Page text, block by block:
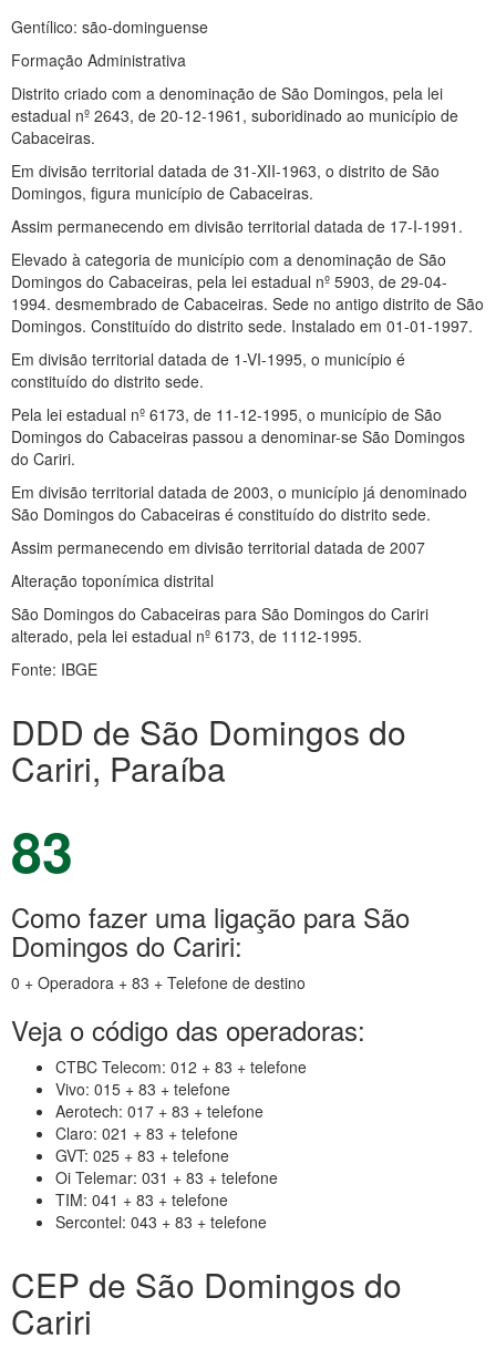
Gentílico: são-dominguense
Formação Administrativa
Distrito criado com a denominação de São Domingos, pela lei
estadual nº 2643, de 20-12-1961, suboridinado ao município de
Cabaceiras.
Em divisão territorial datada de 31-XII-1963, o distrito de São
Domingos, figura município de Cabaceiras.
Assim permanecendo em divisão territorial datada de 17-I-1991.
Elevado à categoria de município com a denominação de São
Domingos do Cabaceiras, pela lei estadual nº 5903, de 29-04-
1994. desmembrado de Cabaceiras. Sede no antigo distrito de São
Domingos. Constituído do distrito sede. Instalado em 01-01-1997.
Em divisão territorial datada de 1-VI-1995, o município é
constituído do distrito sede.
Pela lei estadual nº 6173, de 11-12-1995, o município de São
Domingos do Cabaceiras passou a denominar-se São Domingos
do Cariri.
Em divisão territorial datada de 2003, o município já denominado
São Domingos do Cabaceiras é constituído do distrito sede.
Assim permanecendo em divisão territorial datada de 2007
Alteração toponímica distrital
São Domingos do Cabaceiras para São Domingos do Cariri
alterado, pela lei estadual nº 6173, de 1112-1995.
Fonte: IBGE
DDD de São Domingos do
Cariri, Paraíba
83
Como fazer uma ligação para São
Domingos do Cariri:
0 + Operadora + 83 + Telefone de destino
Veja o código das operadoras:
CTBC Telecom: 012 + 83 + telefone
Vivo: 015 + 83 + telefone
Aerotech: 017 + 83 + telefone
Claro: 021 + 83 + telefone
GVT: 025 + 83 + telefone
Oi Telemar: 031 + 83 + telefone
TIM: 041 + 83 + telefone
Sercontel: 043 + 83 + telefone
CEP de São Domingos do
Cariri